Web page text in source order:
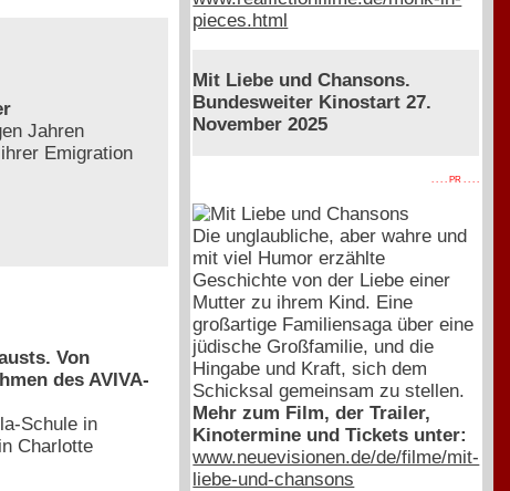
Jahren
Emigration
Von
des AVIVA-
Schule in
Charlotte
pieces.html
Mit Liebe und Chansons.
Bundesweiter Kinostart 27.
November 2025
. . . . PR . . . .
Die unglaubliche, aber wahre und
mit viel Humor erzählte
Geschichte von der Liebe einer
Mutter zu ihrem Kind. Eine
großartige Familiensaga über eine
jüdische Großfamilie, und die
Hingabe und Kraft, sich dem
Schicksal gemeinsam zu stellen.
Mehr zum Film, der Trailer,
Kinotermine und Tickets unter:
www.neuevisionen.de/de/filme/mit-
liebe-und-chansons